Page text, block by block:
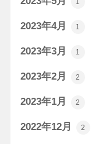
2023年4月 1
2023年3月 1
2023年2月 2
2023年1月 2
2022年12月 2